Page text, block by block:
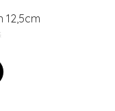
12,5cm